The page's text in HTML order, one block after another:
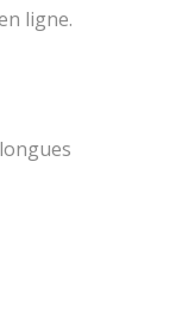
ligne.